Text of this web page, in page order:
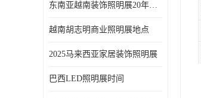
东南亚越南装饰照明展20年外展服务经验
越南胡志明商业照明展地点
2025马来西亚家居装饰照明展
巴西LED照明展时间